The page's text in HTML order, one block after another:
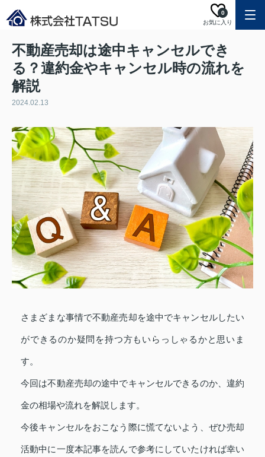
お気に入り
0
不動産売却は途中キャンセルでき
る？違約金やキャンセル時の流れを
解説
2024.02.13
さまざまな事情で不動産売却を途中でキャンセルしたい
ができるのか疑問を持つ方もいらっしゃるかと思いま
す。
今回は不動産売却の途中でキャンセルできるのか、違約
金の相場や流れを解説します。
今後キャンセルをおこなう際に慌てないよう、ぜひ売却
活動中に一度本記事を読んで参考にしていたければ幸い